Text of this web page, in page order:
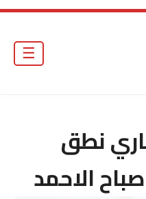
☰
نطق
الاحمد